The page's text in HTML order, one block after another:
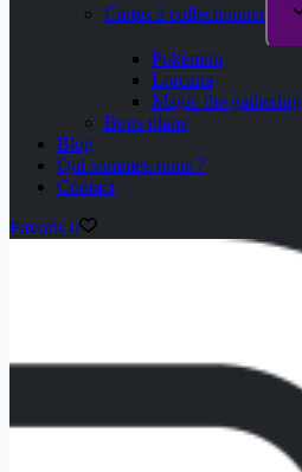
Cartes à collectionner
Pokémon
Lorcana
Magic the gathering
Bons plans
Blog
Qui sommes-nous ?
Contact
Favoris 0